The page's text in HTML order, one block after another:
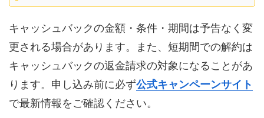
キャッシュバックの金額・条件・期間は予告なく変
更される場合があります。また、短期間での解約は
キャッシュバックの返金請求の対象になることがあ
ります。申し込み前に必ず公式キャンペーンサイト
で最新情報をご確認ください。